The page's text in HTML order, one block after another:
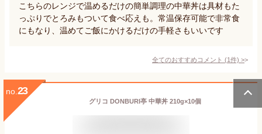
こちらのレンジで温めるだけの簡単調理の中華丼は具材もた
っぷりでとろみもついて食べ応えも。常温保存可能で非常食
にもなり、温めてご飯にかけるだけの手軽さもいいです
全てのおすすめコメント (1件) >
no. 23
グリコ DONBURI亭 中華丼 210g×10個